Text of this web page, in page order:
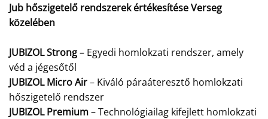
Jub hőszigetelő rendszerek értékesítése Verseg
közelében
JUBIZOL Strong– Egyedi homlokzati rendszer, amely
véd a jégesőtől
JUBIZOL Micro Air– Kiváló páraáteresztő homlokzati
hőszigetelő rendszer
JUBIZOL Premium– Technológiailag kifejlett homlokzati